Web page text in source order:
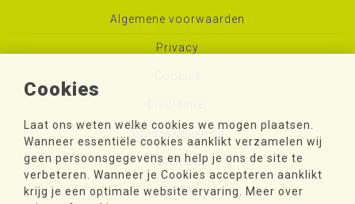
Cookies
Laat ons weten welke cookies we mogen plaatsen.
Wanneer essentiële cookies aanklikt verzamelen wij
geen persoonsgegevens en help je ons de site te
verbeteren. Wanneer je Cookies accepteren aanklikt
krijg je een optimale website ervaring. Meer over
Algemene voorwaarden
Privacy
Toegankelijkheid
Sitemap
Colofon